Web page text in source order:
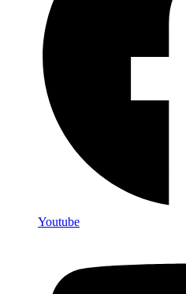
Youtube